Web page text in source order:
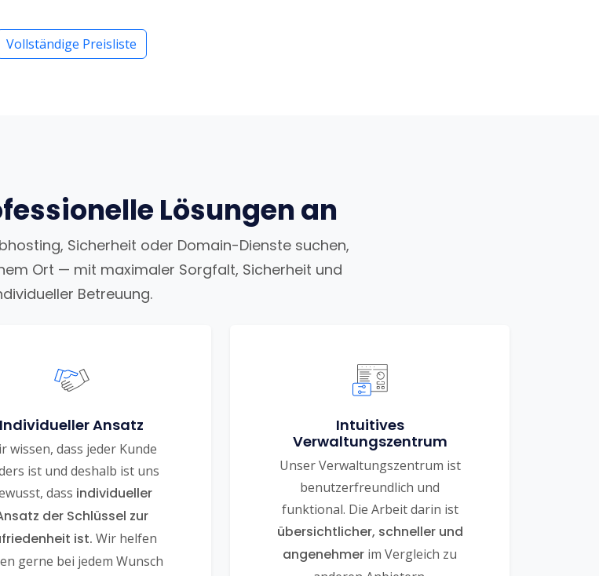
Vollständige Preisliste
Lösungen an
Sicherheit oder Domain-Dienste suchen,
Ort — mit maximaler Sorgfalt, Sicherheit und
Betreuung.
Individueller Ansatz
wissen, dass jeder Kunde
ist und deshalb ist uns
dass individueller
der Schlüssel zur
ist. Wir helfen
gerne bei jedem Wunsch
Intuitives
Verwaltungszentrum
Unser Verwaltungszentrum ist
benutzerfreundlich und
funktional. Die Arbeit darin ist
übersichtlicher, schneller und
angenehmer im Vergleich zu